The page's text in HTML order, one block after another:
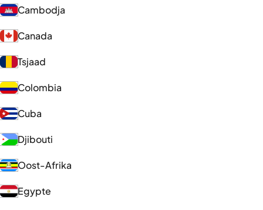
Cambodja
Canada
Tsjaad
Colombia
Cuba
Djibouti
Oost-Afrika
Egypte